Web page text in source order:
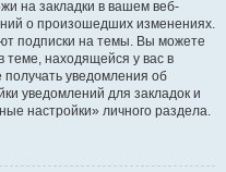
на закладки в вашем веб-
о произошедших изменениях.
подписки на темы. Вы можете
теме, находящейся у вас в
получать уведомления об
уведомлений для закладок и
настройки» личного раздела.